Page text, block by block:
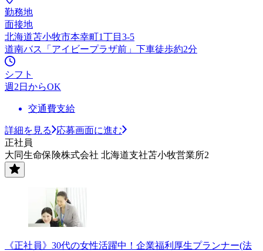
勤務地
面接地
北海道苫小牧市本幸町1丁目3-5
道南バス「アイビープラザ前」下車徒歩約2分
シフト
週2日からOK
交通費支給
詳細を見る
応募画面に進む
正社員
大同生命保険株式会社 北海道支社苫小牧営業所2
《正社員》30代の女性活躍中！企業福利厚生プランナー(法